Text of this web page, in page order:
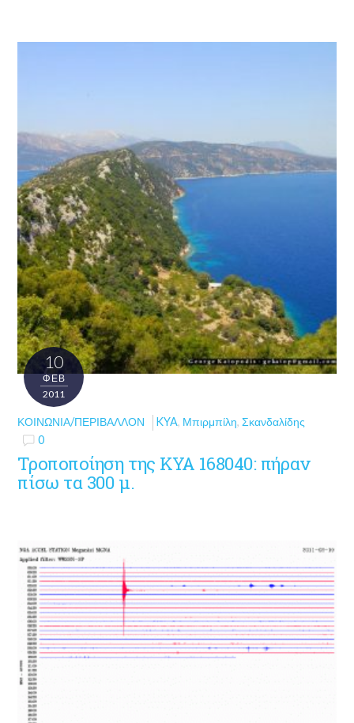
10
ΦΕΒ
2011
ΚΟΙΝΩΝΊΑ/ΠΕΡΙΒΆΛΛΟΝ KYA, Μπιρμπίλη,Σκανδαλίδης
0
Τροποποίηση της ΚΥΑ 168040: πήραν
πίσω τα 300 μ.